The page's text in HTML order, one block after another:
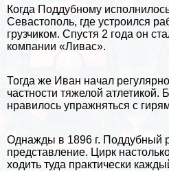
Когда Поддубному
Севастополь, где устроился
грузчиком. Спустя 2 года он
компании «Ливас».
Тогда же Иван начал
частности тяжелой атлетикой.
нравилось упражняться с
Однажды в 1896 г. Поддубный
представление. Цирк
ходить туда пpaктически